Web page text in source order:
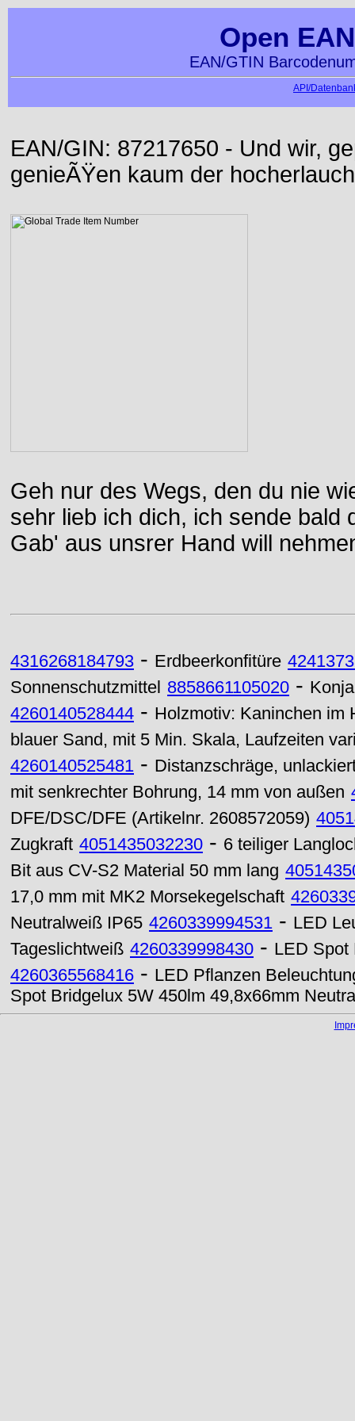
Open
EAN/GTIN
API/
EAN/GIN: 87217650 - Und wir,
genieÃŸen kaum der
Geh nur des Wegs, den du nie
sehr lieb ich dich, ich sende bald
Gab' aus unsrer Hand will
4316268184793 - Erdbeerkonfitüre
Sonnenschutzmittel 8858661105020 -
4260140528444 - Holzmotiv: Kaninchen im
blauer Sand, mit 5 Min. Skala, Laufzeiten
4260140525481 - Distanzschräge,
mit senkrechter Bohrung, 14 mm von außen
DFE/DSC/DFE (Artikelnr. 2608572059)
Zugkraft 4051435032230 - 6 teiliger
Bit aus CV-S2 Material 50 mm lang
17,0 mm mit MK2 Morsekegelschaft
Neutralweiß IP65 4260339994531 - LED
Tageslichtweiß 4260339998430 - LED Spot
4260365568416 - LED Pflanzen
Spot Bridgelux 5W 450lm 49,8x66mm